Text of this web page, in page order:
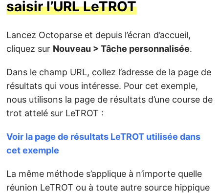
saisir l’URL LeTROT
Lancez Octoparse et depuis l’écran d’accueil,
cliquez sur Nouveau > Tâche personnalisée.
Dans le champ URL, collez l’adresse de la page de
résultats qui vous intéresse. Pour cet exemple,
nous utilisons la page de résultats d’une course de
trot attelé sur LeTROT :
Voir la page de résultats LeTROT utilisée dans
cet exemple
La même méthode s’applique à n’importe quelle
réunion LeTROT ou à toute autre source hippique